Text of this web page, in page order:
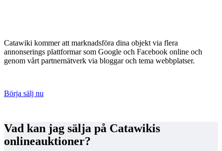
Catawiki kommer att marknadsföra dina objekt via flera
annonserings plattformar som Google och Facebook online och
genom vårt partnernätverk via bloggar och tema webbplatser.
Börja sälj nu
Vad kan jag sälja på Catawikis
onlineauktioner?